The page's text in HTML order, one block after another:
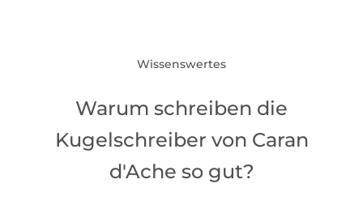
Wissenswertes
Warum schreiben die
Kugelschreiber von Caran
d'Ache so gut?